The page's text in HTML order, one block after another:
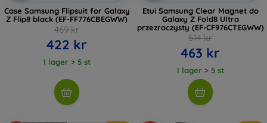
Case Samsung Flipsuit for Galaxy
Z Flip8 black (EF-FF776CBEGWW)
469 kr
422 kr
I lager > 5 st
Etui Samsung Clear Magnet do
Galaxy Z Fold8 Ultra
przezroczysty (EF-CF976CTEGWW)
514 kr
463 kr
I lager > 5 st